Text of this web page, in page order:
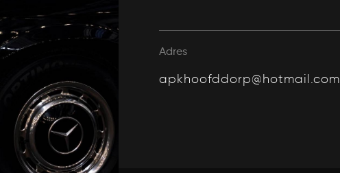
Adres
apkhoofddorp@hotmail.com